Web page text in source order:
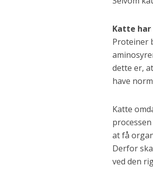
Katte
Proteiner
dette er,
have
Katte
at få
Derfor
ved den